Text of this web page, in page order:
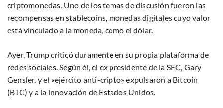
criptomonedas. Uno de los temas de discusión fueron las
recompensas en stablecoins, monedas digitales cuyo valor
está vinculado a la moneda, como el dólar.
Ayer, Trump criticó duramente en su propia plataforma de
redes sociales. Según él, el ex presidente de la SEC, Gary
Gensler, y el «ejército anti-cripto» expulsaron a Bitcoin
(BTC) y a la innovación de Estados Unidos.